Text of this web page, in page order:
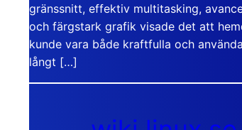
gränssnitt, effektiv multitasking,
och färgstark grafik visade det att
kunde vara både kraftfulla och
långt […]